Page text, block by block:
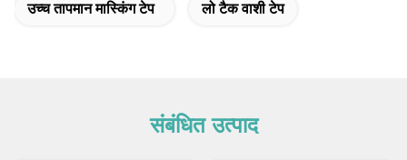
उच्च तापमान मास्किंग टेप लो टैक वाशी टेप
संबंधित उत्पाद